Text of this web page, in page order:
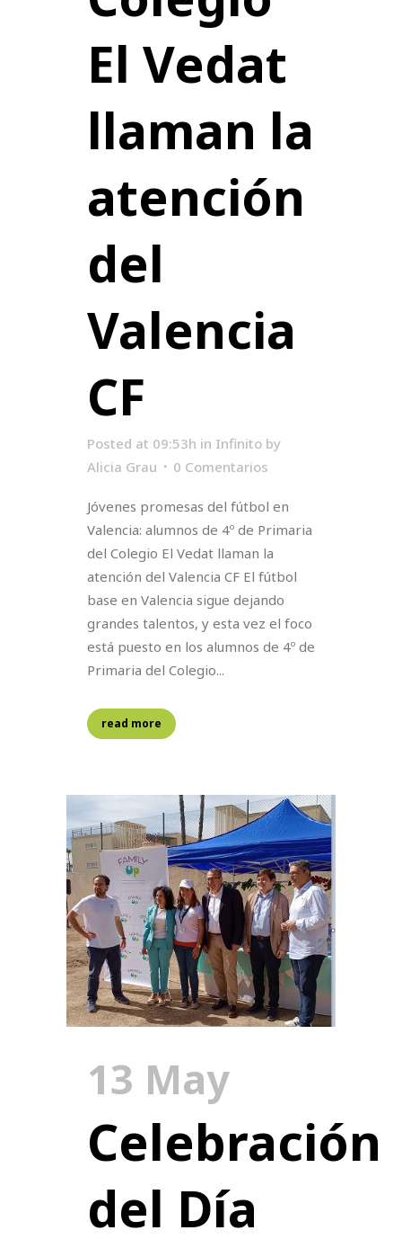
El Vedat
llaman la
atención
del
Valencia
CF
Posted at 09:53h in Infinito by
Alicia Grau
0 Comentarios
Jóvenes promesas del fútbol en
Valencia: alumnos de 4º de Primaria
del Colegio El Vedat llaman la
atención del Valencia CF El fútbol
base en Valencia sigue dejando
grandes talentos, y esta vez el foco
está puesto en los alumnos de 4º de
Primaria del Colegio...
read more
13 May
Celebración
del Día